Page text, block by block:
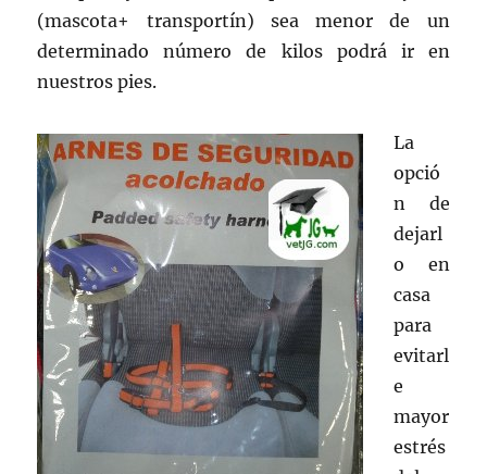
(mascota+ transportín) sea menor de un
determinado número de kilos podrá ir en
nuestros pies.
La
opció
n de
dejarl
o en
casa
para
evitarl
e
mayor
estrés